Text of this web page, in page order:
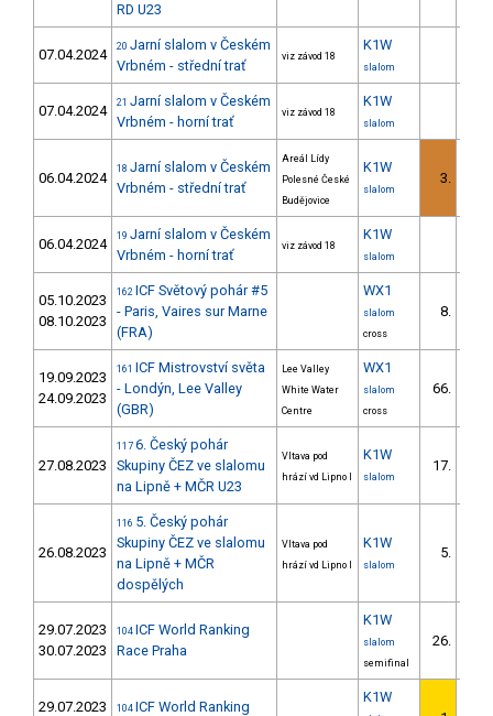
RD U23
07.04.2024 20 Jarní slalom v Českém
Vrbném - střední trať
viz závod 18
K1W
slalom
07.04.2024 21 Jarní slalom v Českém
Vrbném - horní trať
viz závod 18
K1W
slalom
06.04.2024
18 Jarní slalom v Českém
Vrbném - střední trať
Areál Lídy
Polesné České
Budějovice
K1W
slalom
3.
06.04.2024 19 Jarní slalom v Českém
Vrbném - horní trať
viz závod 18
K1W
slalom
05.10.2023
08.10.2023
162 ICF Světový pohár #5
- Paris, Vaires sur Marne
(FRA)
WX1
slalom
cross
8.
19.09.2023
24.09.2023
161 ICF Mistrovství světa
- Londýn, Lee Valley
(GBR)
Lee Valley
White Water
Centre
WX1
slalom
cross
66.
27.08.2023
117 6. Český pohár
Skupiny ČEZ ve slalomu
na Lipně + MČR U23
Vltava pod
hrází vd Lipno I
K1W
slalom
17.
26.08.2023
116 5. Český pohár
Skupiny ČEZ ve slalomu
na Lipně + MČR
dospělých
Vltava pod
hrází vd Lipno I
K1W
slalom
5.
29.07.2023
30.07.2023
104 ICF World Ranking
Race Praha
K1W
slalom
semifinal
26.
29.07.2023 104 ICF World Ranking
K1W